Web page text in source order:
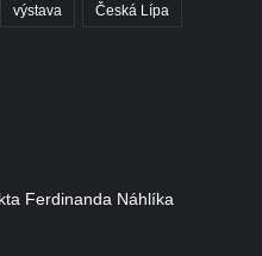
výstava Česká Lípa
Ferdinanda Náhlíka